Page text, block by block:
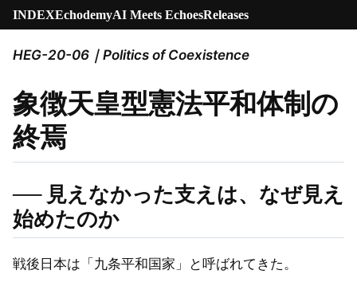
INDEXEchodemyAI Meets EchoesReleases
HEG-20-06｜Politics of Coexistence
象徴天皇型憲法平和体制の
終焉
── 見えなかった支えは、なぜ見え
始めたのか
戦後日本は「九条平和国家」と呼ばれてきた。